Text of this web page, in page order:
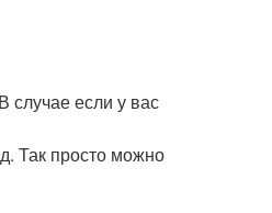
случае если у вас
Так просто можно